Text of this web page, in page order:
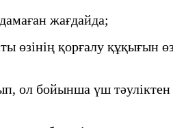
жағдайда;
өзінің қорғалу құқығын
ол бойынша үш